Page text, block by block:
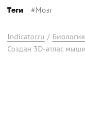
Теги #Мозг
Indicator.ru / Биология
Создан 3D-атлас